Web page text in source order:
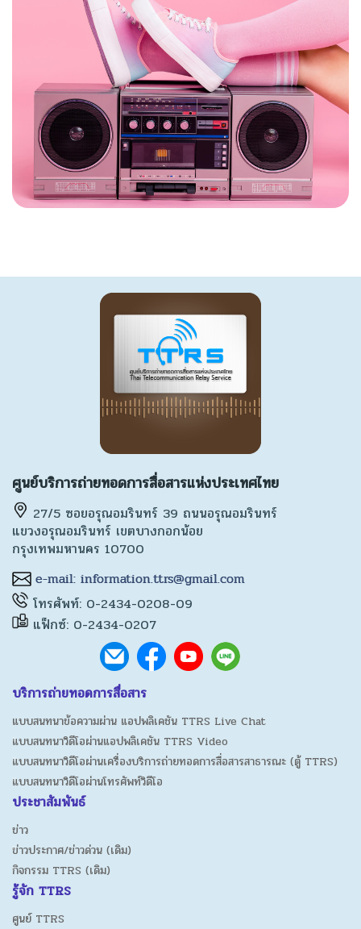
ศูนย์บริการถ่ายทอดการสื่อสารแห่งประเทศไทย
27/5 ซอยอรุณอมรินทร์ 39 ถนนอรุณอมรินทร์
แขวงอรุณอมรินทร์ เขตบางกอกน้อย
กรุงเทพมหานคร 10700
โทรศัพท์: 0-2434-0208-09
แฟ็กซ์: 0-2434-0207
บริการถ่ายทอดการสื่อสาร
แบบสนทนาข้อความผ่าน แอปพลิเคชัน TTRS Live Chat
แบบสนทนาวิดีโอผ่านแอปพลิเคชัน TTRS Video
แบบสนทนาวิดีโอผ่านเครื่องบริการถ่ายทอดการสื่อสารสาธารณะ (ตู้ TTRS)
แบบสนทนาวิดีโอผ่านโทรศัพท์วิดีโอ
ประชาสัมพันธ์
ข่าว
ข่าวประกาศ/ข่าวด่วน (เดิม)
กิจกรรม TTRS (เดิม)
รู้จัก TTRS
ศูนย์ TTRS